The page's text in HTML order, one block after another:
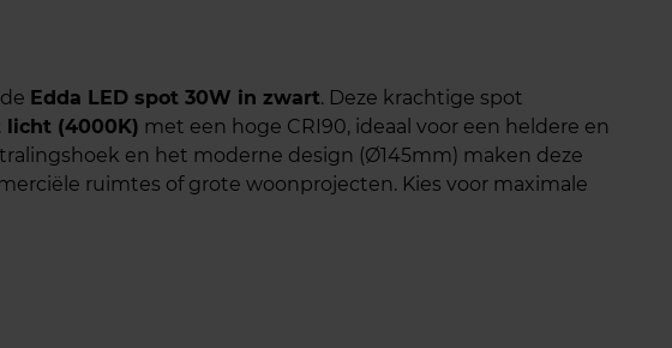
Edda LED spot 30W in zwart. Deze krachtige spot
licht (4000K) met een hoge CRI90, ideaal voor een heldere en
en het moderne design (Ø145mm) maken deze
ruimtes of grote woonprojecten. Kies voor maximale